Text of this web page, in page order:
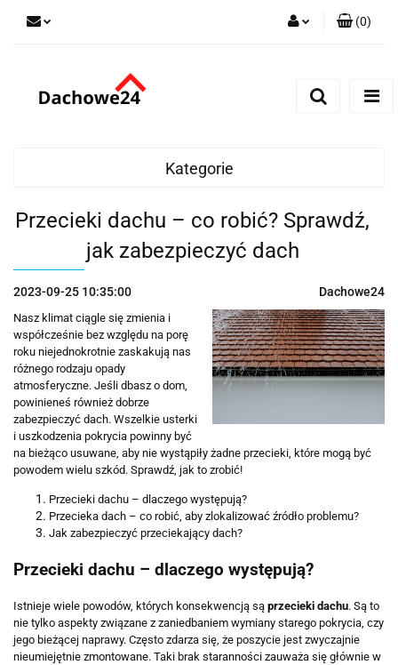
(0)
Kategorie
Przecieki dachu – co robić? Sprawdź,
jak zabezpieczyć dach
2023-09-25 10:35:00 Dachowe24
Nasz klimat ciągle się zmienia i
współcześnie bez względu na porę
roku niejednokrotnie zaskakują nas
różnego rodzaju opady
atmosferyczne. Jeśli dbasz o dom,
powinieneś również dobrze
zabezpieczyć dach. Wszelkie usterki
i uszkodzenia pokrycia powinny być
na bieżąco usuwane, aby nie wystąpiły żadne przecieki, które mogą być
powodem wielu szkód. Sprawdź, jak to zrobić!
Przecieki dachu – dlaczego występują?
Przecieka dach – co robić, aby zlokalizować źródło problemu?
Jak zabezpieczyć przeciekający dach?
Przecieki dachu – dlaczego występują?
Istnieje wiele powodów, których konsekwencją są przecieki dachu. Są to
nie tylko aspekty związane z zaniedbaniem wymiany starego pokrycia, czy
jego bieżącej naprawy. Często zdarza się, że poszycie jest zwyczajnie
nieumiejętnie zmontowane. Taki brak staranności zauważa się głównie w